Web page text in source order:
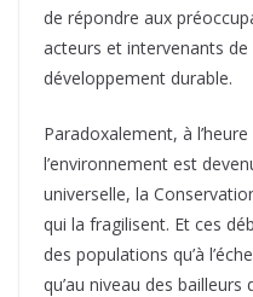
de répondre aux
acteurs et intervenants
développement durable.
Paradoxalement, à
l’environnement est
universelle, la
qui la fragilisent. Et ces
des populations qu’à
qu’au niveau des bailleurs